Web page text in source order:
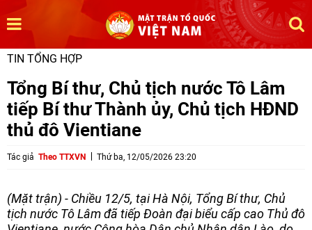
TIN TỔNG HỢP
Tổng Bí thư, Chủ tịch nước Tô Lâm
tiếp Bí thư Thành ủy, Chủ tịch HĐND
thủ đô Vientiane
Tác giả Theo TTXVN Thứ ba, 12/05/2026 23:20
(Mặt trận) - Chiều 12/5, tại Hà Nội, Tổng Bí thư, Chủ
tịch nước Tô Lâm đã tiếp Đoàn đại biểu cấp cao Thủ đô